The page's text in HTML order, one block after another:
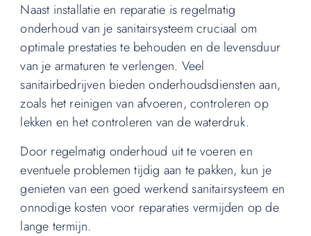
Naast installatie en reparatie is regelmatig
onderhoud van je sanitairsysteem cruciaal om
optimale prestaties te behouden en de levensduur
van je armaturen te verlengen. Veel
sanitairbedrijven bieden onderhoudsdiensten aan,
zoals het reinigen van afvoeren, controleren op
lekken en het controleren van de waterdruk.
Door regelmatig onderhoud uit te voeren en
eventuele problemen tijdig aan te pakken, kun je
genieten van een goed werkend sanitairsysteem en
onnodige kosten voor reparaties vermijden op de
lange termijn.